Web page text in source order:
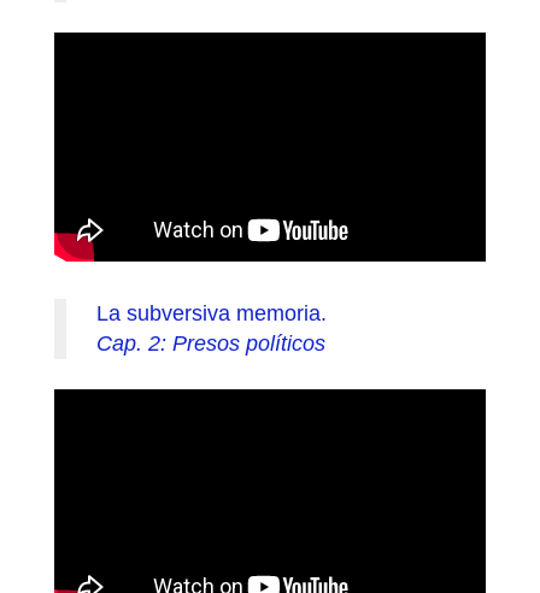
La subversiva memoria.
Cap. 2: Presos políticos